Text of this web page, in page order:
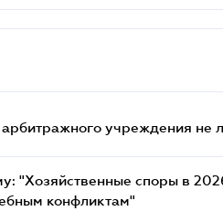
учреждения не
"Хозяйственные споры в
конфликтам"